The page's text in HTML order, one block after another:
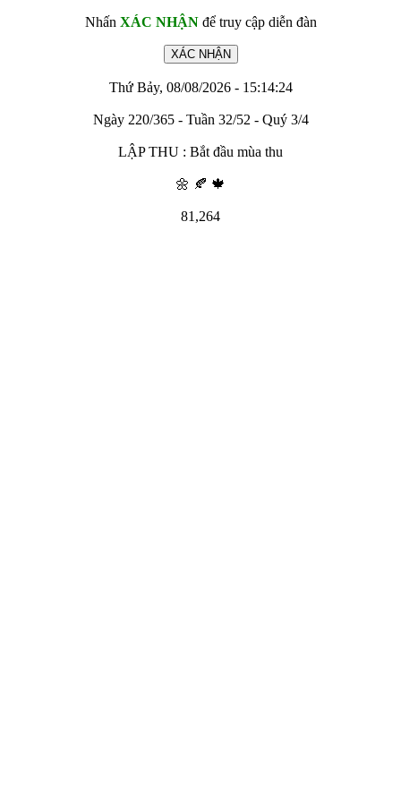
Nhấn XÁC NHẬNđể truy cập diễn đàn
Thứ Bảy, 08/08/2026 - 15:14:24
Ngày 220/365 - Tuần 32/52 - Quý 3/4
LẬP THU : Bắt đầu mùa thu
🌼 🍂 🍁
81,264